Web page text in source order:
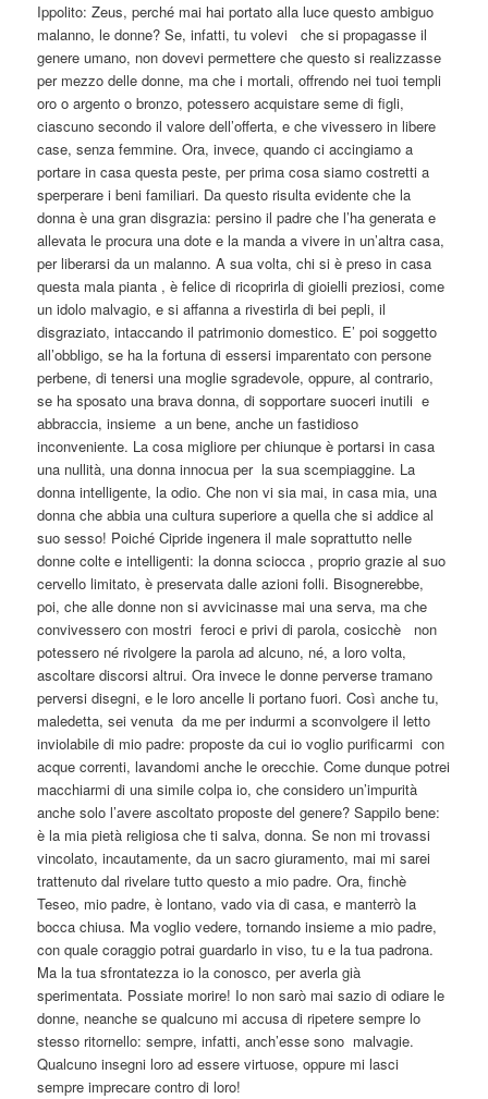
Ippolito: Zeus, perché mai hai portato alla luce questo ambiguo
malanno, le donne? Se, infatti, tu volevi che si propagasse il
genere umano, non dovevi permettere che questo si realizzasse
per mezzo delle donne, ma che i mortali, offrendo nei tuoi templi
oro o argento o bronzo, potessero acquistare seme di figli,
ciascuno secondo il valore dell’offerta, e che vivessero in libere
case, senza femmine. Ora, invece, quando ci accingiamo a
portare in casa questa peste, per prima cosa siamo costretti a
sperperare i beni familiari. Da questo risulta evidente che la
donna è una gran disgrazia: persino il padre che l’ha generata e
allevata le procura una dote e la manda a vivere in un’altra casa,
per liberarsi da un malanno. A sua volta, chi si è preso in casa
questa mala pianta , è felice di ricoprirla di gioielli preziosi, come
un idolo malvagio, e si affanna a rivestirla di bei pepli, il
disgraziato, intaccando il patrimonio domestico. E’ poi soggetto
all’obbligo, se ha la fortuna di essersi imparentato con persone
perbene, di tenersi una moglie sgradevole, oppure, al contrario,
se ha sposato una brava donna, di sopportare suoceri inutili e
abbraccia, insieme a un bene, anche un fastidioso
inconveniente. La cosa migliore per chiunque è portarsi in casa
una nullità, una donna innocua per la sua scempiaggine. La
donna intelligente, la odio. Che non vi sia mai, in casa mia, una
donna che abbia una cultura superiore a quella che si addice al
suo sesso! Poiché Cipride ingenera il male soprattutto nelle
donne colte e intelligenti: la donna sciocca , proprio grazie al suo
cervello limitato, è preservata dalle azioni folli. Bisognerebbe,
poi, che alle donne non si avvicinasse mai una serva, ma che
convivessero con mostri feroci e privi di parola, cosicchè non
potessero né rivolgere la parola ad alcuno, né, a loro volta,
ascoltare discorsi altrui. Ora invece le donne perverse tramano
perversi disegni, e le loro ancelle li portano fuori. Così anche tu,
maledetta, sei venuta da me per indurmi a sconvolgere il letto
inviolabile di mio padre: proposte da cui io voglio purificarmi con
acque correnti, lavandomi anche le orecchie. Come dunque potrei
macchiarmi di una simile colpa io, che considero un’impurità
anche solo l’avere ascoltato proposte del genere? Sappilo bene:
è la mia pietà religiosa che ti salva, donna. Se non mi trovassi
vincolato, incautamente, da un sacro giuramento, mai mi sarei
trattenuto dal rivelare tutto questo a mio padre. Ora, finchè
Teseo, mio padre, è lontano, vado via di casa, e manterrò la
bocca chiusa. Ma voglio vedere, tornando insieme a mio padre,
con quale coraggio potrai guardarlo in viso, tu e la tua padrona.
Ma la tua sfrontatezza io la conosco, per averla già
sperimentata. Possiate morire! Io non sarò mai sazio di odiare le
donne, neanche se qualcuno mi accusa di ripetere sempre lo
stesso ritornello: sempre, infatti, anch’esse sono malvagie.
Qualcuno insegni loro ad essere virtuose, oppure mi lasci
sempre imprecare contro di loro!